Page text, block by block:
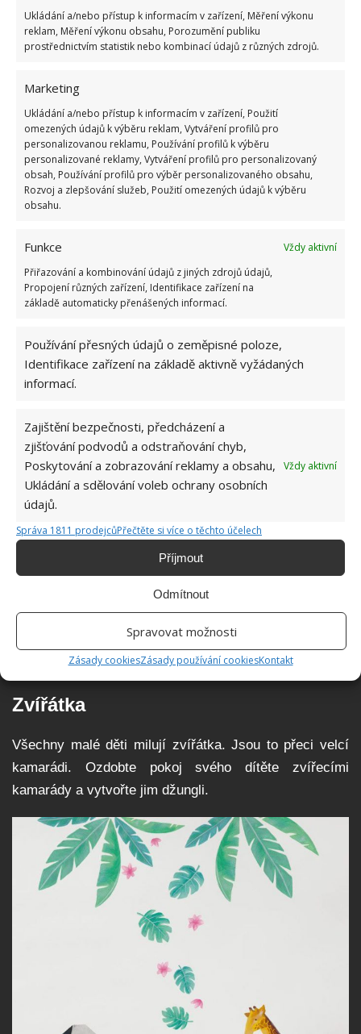
Ukládání a/nebo přístup k informacím v zařízení, Měření výkonu
reklam, Měření výkonu obsahu, Porozumění publiku
prostřednictvím statistik nebo kombinací údajů z různých zdrojů.
Marketing
Ukládání a/nebo přístup k informacím v zařízení, Použití
omezených údajů k výběru reklam, Vytváření profilů pro
personalizovanou reklamu, Používání profilů k výběru
personalizované reklamy, Vytváření profilů pro personalizovaný
obsah, Používání profilů pro výběr personalizovaného obsahu,
Rozvoj a zlepšování služeb, Použití omezených údajů k výběru
obsahu.
Funkce
Vždy aktivní
Přiřazování a kombinování údajů z jiných zdrojů údajů,
Propojení různých zařízení, Identifikace zařízení na
základě automaticky přenášených informací.
Používání přesných údajů o zeměpisné poloze,
Identifikace zařízení na základě aktivně vyžádaných
informací.
Zajištění bezpečnosti, předcházení a
zjišťování podvodů a odstraňování chyb,
Poskytování a zobrazování reklamy a obsahu,
Ukládání a sdělování voleb ochrany osobních
údajů.
Vždy aktivní
Správa 1811 prodejcůPřečtěte si více o těchto účelech
Příjmout
Odmítnout
Spravovat možnosti
Zásady cookiesZásady používání cookiesKontakt
Puntíky
Puntíky si můžete vybrat v jakýchkoliv barvách a hodí
malovaným puntíkům mají tu výhodu, že se dají snadno
sundat. I aplikace je velmi jednoduchá, navíc bude
starší děti bavit a zdobit můžete společně.
Zvířátka
Všechny malé děti milují zvířátka. Jsou to přeci velcí
kamarádi. Ozdobte pokoj svého dítěte zvířecími
kamarády a vytvořte jim džungli.